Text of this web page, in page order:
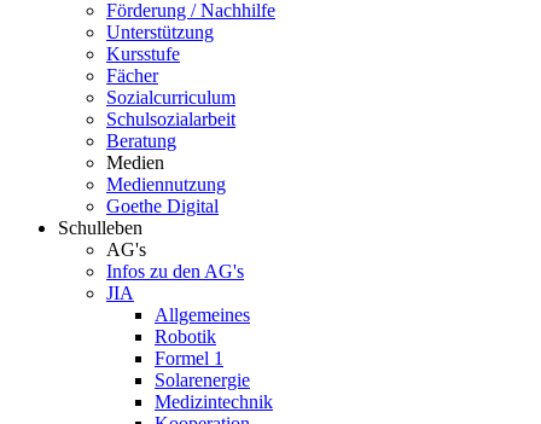
Förderung / Nachhilfe
Unterstützung
Kursstufe
Fächer
Sozialcurriculum
Schulsozialarbeit
Beratung
Medien
Mediennutzung
Goethe Digital
Schulleben
AG's
Infos zu den AG's
JIA
Allgemeines
Robotik
Formel 1
Solarenergie
Medizintechnik